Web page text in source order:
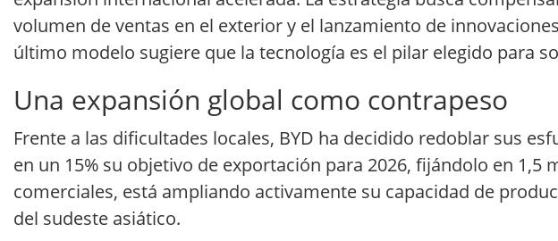
volumen de ventas en el exterior y el lanzamiento de
último modelo sugiere que la tecnología es el pilar elegido para
Una expansión global como contrapeso
Frente a las dificultades locales, BYD ha decidido redoblar sus
en un 15% su objetivo de exportación para 2026, fijándolo en
comerciales, está ampliando activamente su capacidad de
del sudeste asiático.